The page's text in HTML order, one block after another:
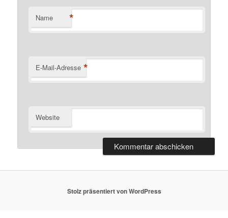
Name *
E-Mail-Adresse *
Website
Stolz präsentiert von WordPress